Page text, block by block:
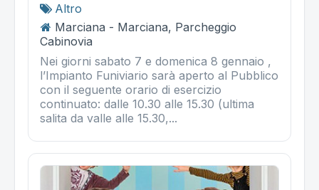
Altro
Marciana - Marciana, Parcheggio
Cabinovia
Nei giorni sabato 7 e domenica 8 gennaio ,
l’Impianto Funiviario sarà aperto al Pubblico
con il seguente orario di esercizio
continuato: dalle 10.30 alle 15.30 (ultima
salita da valle alle 15.30,...